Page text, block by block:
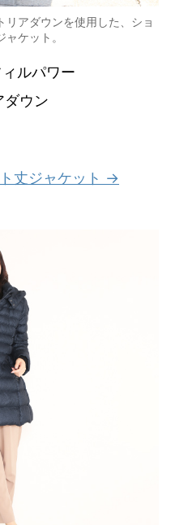
アダウンを使用した、ショ
ケット。
ルパワー
ダウン
丈ジャケット →